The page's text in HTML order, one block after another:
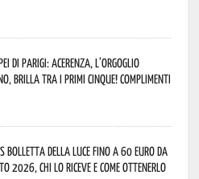
di Parigi: Acerenza, l’orgoglio
brilla tra i primi cinque! Complimenti
bolletta della luce fino a 60 euro da
2026, chi lo riceve e come ottenerlo